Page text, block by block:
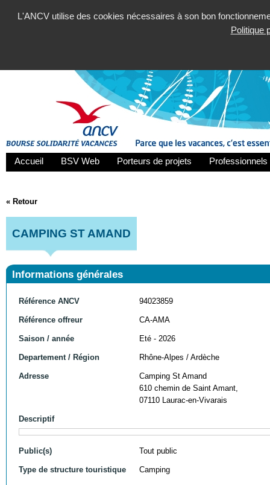
L'ANCV utilise des cookies nécessaires à son bon
Politique
Accueil BSV Web Porteurs de projets
« Retour
CAMPING ST AMAND
Informations générales
Référence ANCV 94023859
Référence offreur CA-AMA
Saison / année Eté - 2026
Departement / Région Rhône-Alpes / Ardèche
Adresse
Camping St Amand
610 chemin de Saint Amant,
07110 Laurac-en-Vivarais
Descriptif
Public(s) Tout public
Type de structure touristique Camping